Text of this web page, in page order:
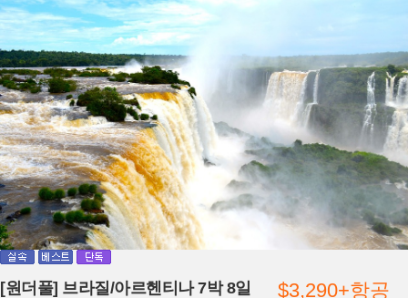
[원더풀] 브라질/아르헨티나 7박 8일 $3,290+항공